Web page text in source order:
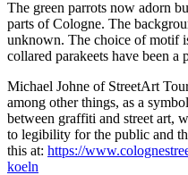
The green parrots now adorn
parts of Cologne. The
unknown. The choice of motif
collared parakeets have been a
Michael Johne of StreetArt
among other things, as a
between graffiti and street art,
to legibility for the public and
this at: https://
koeln